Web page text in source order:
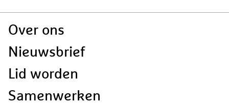
Doormat
Over ons
Nieuwsbrief
Lid worden
Samenwerken